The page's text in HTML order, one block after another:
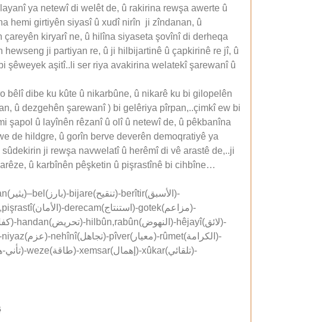
ya netewî di welêt de, û rakirina rewşa awerte û
hemi girtiyên siyasî û xudî nirîn ji zîndanan, û
kiryarî ne, û hilîna siyaseta şovînî di derheqa
ji partiyan re, û ji hilbijartinê û çapkirinê re jî, û
şêweyek aşitî..li ser riya avakirina welatekî şarewanî û
bêlî dibe ku kûte û nikarbûne, û nikarê ku bi gilopelên
û dezgehên şarewanî ) bi gelêriya pîrpan,..çimkî ew bi
şapol û layînên rêzanî û olî û netewî de, û pêkbanîna
de hildgre, û gorîn berve deverên demoqratiyê ya
ji rewşa navwelatî û herêmî di vê arastê de,..ji
û karbînên pêşketin û pişrastînê bi cihbîne…